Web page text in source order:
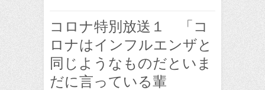
コロナ特別放送１ 「コ
ロナはインフルエンザと
同じようなものだといま
だに言っている輩